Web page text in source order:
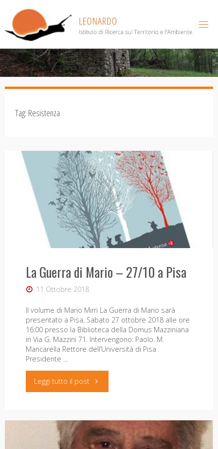
contenuto
Tag: Resistenza
La Guerra di Mario – 27/10 a Pisa
11 Ottobre 2018
Il volume di Mario Mirri La Guerra di Mario sarà
presentato a Pisa, Sabato 27 ottobre 2018 alle ore
16:00 presso la Biblioteca della Domus Mazziniana
in Via G. Mazzini 71. Intervengono: Paolo. M.
Mancarella Rettore dell’Università di Pisa
Presidente …
Leggi tutto il post"La
di
Mario